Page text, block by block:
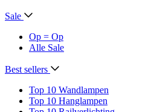
Sale
Op = Op
Alle Sale
Best sellers
Top 10 Wandlampen
Top 10 Hanglampen